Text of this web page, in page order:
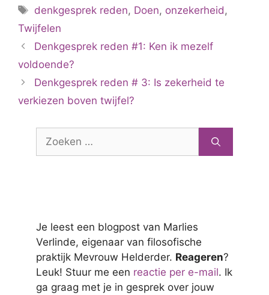
Tags
denkgesprek reden, Doen, onzekerheid,
Twijfelen
Denkgesprek reden #1: Ken ik mezelf
voldoende?
Denkgesprek reden # 3: Is zekerheid te
verkiezen boven twijfel?
Zoek
Je leest een blogpost van Marlies
Verlinde, eigenaar van filosofische
praktijk Mevrouw Helderder. Reageren?
Leuk! Stuur me een reactie per e-mail. Ik
ga graag met je in gesprek over jouw